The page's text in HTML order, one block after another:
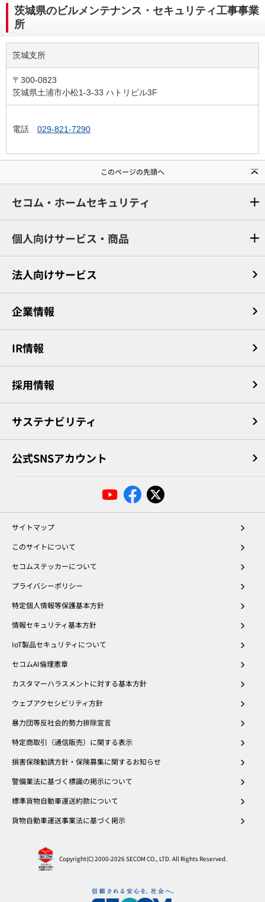
茨城県のビルメンテナンス・セキュリティ工事事業
所
茨城支所
〒300-0823
茨城県土浦市小松1-3-33 ハトリビル3F
電話 029-821-7290
このページの先頭へ
セコム・ホームセキュリティ
個人向けサービス・商品
法人向けサービス
企業情報
IR情報
採用情報
サステナビリティ
公式SNSアカウント
サイトマップ
このサイトについて
セコムステッカーについて
プライバシーポリシー
特定個人情報等保護基本方針
情報セキュリティ基本方針
IoT製品セキュリティについて
セコムAI倫理憲章
カスタマーハラスメントに対する基本方針
ウェブアクセシビリティ方針
暴力団等反社会的勢力排除宣言
特定商取引（通信販売）に関する表示
損害保険勧誘方針・保険募集に関するお知らせ
警備業法に基づく標識の掲示について
標準貨物自動車運送約款について
貨物自動車運送事業法に基づく掲示
Copyright(C) 2000-2026 SECOM CO., LTD. All Rights Reserved.